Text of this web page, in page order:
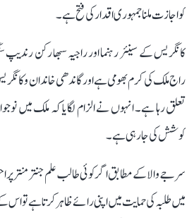
کو اجازت ملنا جمہوری اقدار کی فتح ہے۔
کانگریس کے سینئر رہنما اور راجیہ سبھا رکن
راج ملک کی کرم بھومی ہے اور گاندھی خاندان و
تعلق رہا ہے۔ انہوں نے الزام لگایا کہ ملک میں
کوشش کی جا رہی ہے۔
سرجے والا کے مطابق اگر کوئی طالب علم جنتر منتر
میں طلبہ کی حمایت میں اپنی رائے ظاہر کرتا ہے